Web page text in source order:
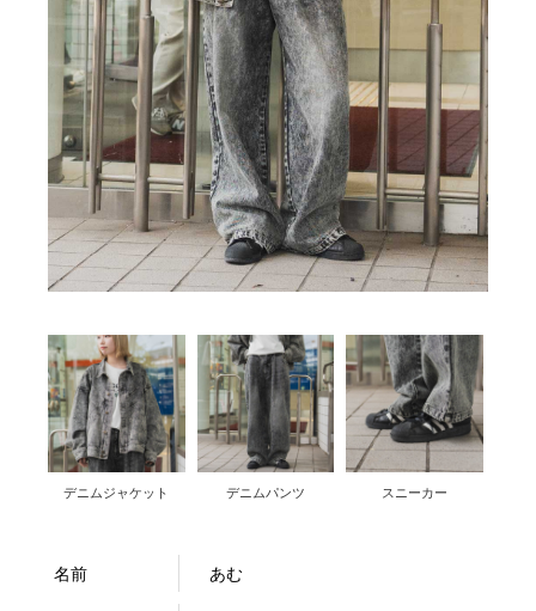
デニムジャケット デニムパンツ スニーカー
名前 あむ